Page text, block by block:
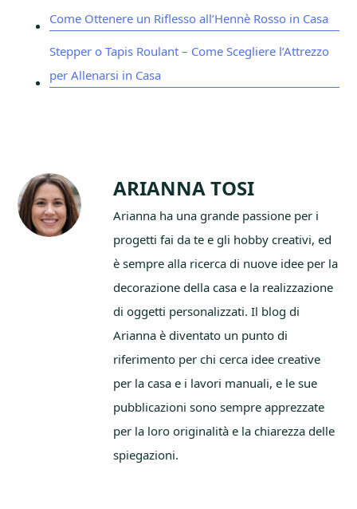
Come Ottenere un Riflesso all’Hennè Rosso in Casa
Stepper o Tapis Roulant – Come Scegliere l’Attrezzo
per Allenarsi in Casa
ARIANNA TOSI
Arianna ha una grande passione per i
progetti fai da te e gli hobby creativi, ed
è sempre alla ricerca di nuove idee per la
decorazione della casa e la realizzazione
di oggetti personalizzati. Il blog di
Arianna è diventato un punto di
riferimento per chi cerca idee creative
per la casa e i lavori manuali, e le sue
pubblicazioni sono sempre apprezzate
per la loro originalità e la chiarezza delle
spiegazioni.